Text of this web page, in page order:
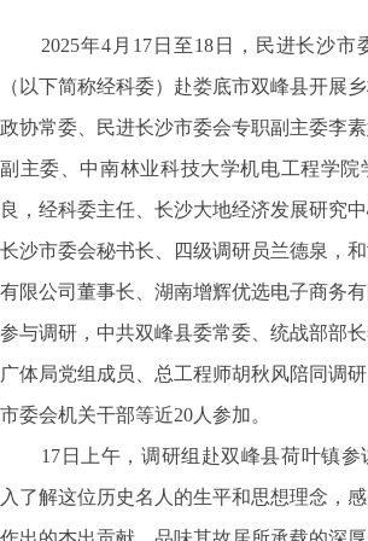
2025年4月17日至18日，民进长沙市
（以下简称经科委）赴娄底市双峰县开展
政协常委、民进长沙市委会专职副主委李
副主委、中南林业科技大学机电工程学院
良，经科委主任、长沙大地经济发展研究
长沙市委会秘书长、四级调研员兰德泉，
有限公司董事长、湖南增辉优选电子商务
参与调研，中共双峰县委常委、统战部部
广体局党组成员、总工程师胡秋风陪同调研
市委会机关干部等近20人参加。
17日上午，调研组赴双峰县荷叶镇
入了解这位历史名人的生平和思想理念，